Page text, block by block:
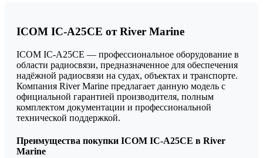
ICOM IC-A25CE от River Marine
ICOM IC-A25CE — профессиональное оборудование в
области радиосвязи, предназначенное для обеспечения
надёжной радиосвязи на судах, объектах и транспорте.
Компания River Marine предлагает данную модель с
официальной гарантией производителя, полным
комплектом документации и профессиональной
технической поддержкой.
Преимущества покупки ICOM IC-A25CE в River
Marine